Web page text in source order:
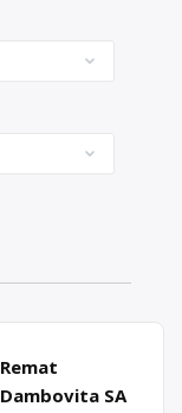
Remat
Dambovita SA